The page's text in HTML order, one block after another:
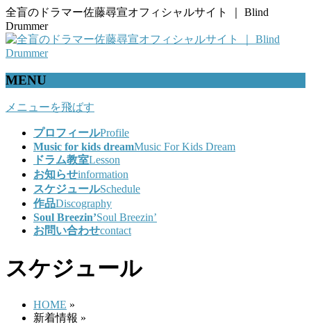
全盲のドラマー佐藤尋宣オフィシャルサイト ｜ Blind
Drummer
MENU
メニューを飛ばす
プロフィールProfile
Music for kids dreamMusic For Kids Dream
ドラム教室Lesson
お知らせinformation
スケジュールSchedule
作品Discography
Soul Breezin’Soul Breezin’
お問い合わせcontact
スケジュール
HOME »
新着情報 »